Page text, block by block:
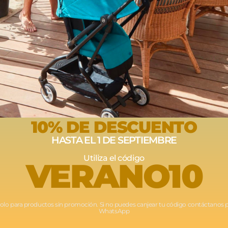
10% DE DESCUENTO
HASTA EL 1 DE SEPTIEMBRE
Utiliza el código
VERANO10
para productos sin promoción. Si no puedes canjear tu código contáctanos
WhatsApp